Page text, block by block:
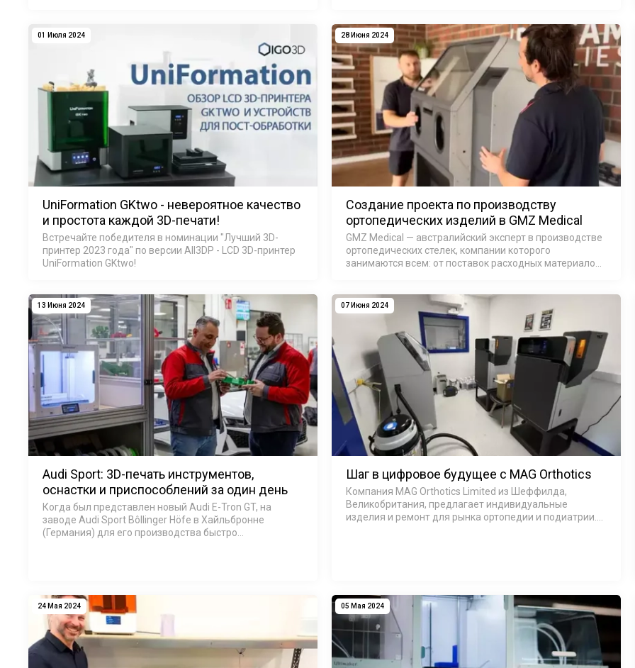
высококаче…
01 Июля 2024
UniFormation GKtwo - невероятное качество
и простота каждой 3D-печати!
Встречайте победителя в номинации "Лучший 3D-
принтер 2023 года" по версии All3DP - LCD 3D-принтер
UniFormation GKtwo!
28 Июня 2024
Создание проекта по производству
ортопедических изделий в GMZ Medical
GMZ Medical — австралийский эксперт в производстве
ортопедических стелек, компании которого
занимаются всем: от поставок расходных материалов
13 Июня 2024
Audi Sport: 3D-печать инструментов,
оснастки и приспособлений за один день
Когда был представлен новый Audi E-Tron GT, на
заводе Audi Sport Bôllinger Höfe в Хайльбронне
(Германия) для его производства быстро
07 Июня 2024
Шаг в цифровое будущее с MAG Orthotics
Компания MAG Orthotics Limited из Шеффилда,
Великобритания, предлагает индивидуальные
изделия и ремонт для рынка ортопедии и подиатрии.
24 Мая 2024 05 Мая 2024